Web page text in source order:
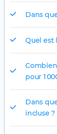
Dans
Quel est
pour 1
Dans
incluse ?